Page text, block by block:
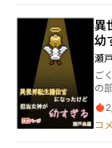
が
O
ト
高
だ
ン
と
も
ラ
に
ン
異
幼
瀬
ご
の
「
決
様
コ